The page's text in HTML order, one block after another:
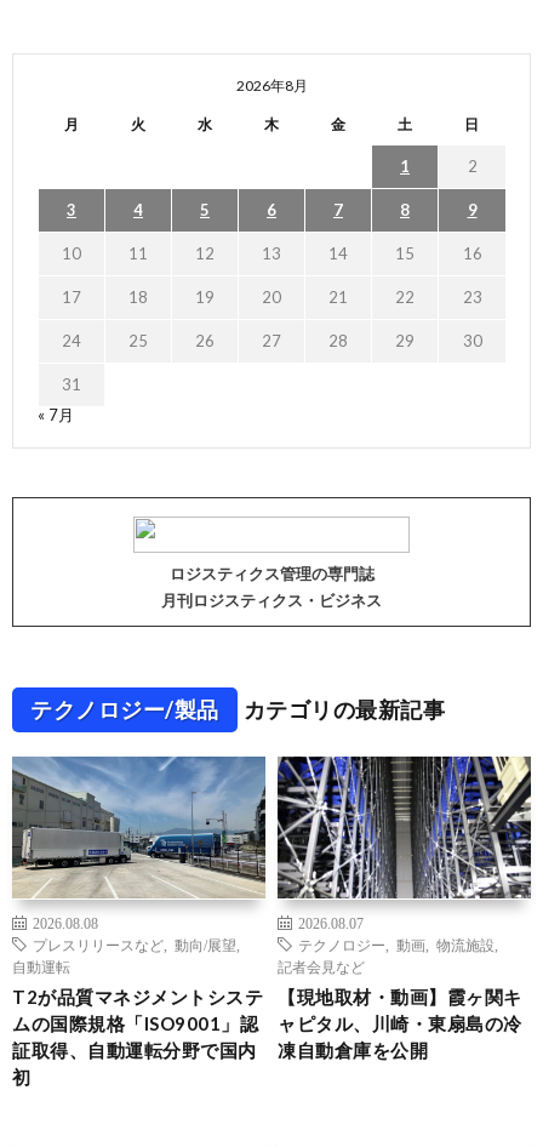
2026年8月
月 火 水 木 金 土 日
1 2
3 4 5 6 7 8 9
10 11 12 13 14 15 16
17 18 19 20 21 22 23
24 25 26 27 28 29 30
31
« 7月
ロジスティクス管理の専門誌
月刊ロジスティクス・ビジネス
テクノロジー/製品 カテゴリの最新記事
2026.08.08
プレスリリースなど
動向/展望
自動運転
T2が品質マネジメントシステ
ムの国際規格「ISO9001」認
証取得、自動運転分野で国内
初
2026.08.07
テクノロジー
動画 物流施設
記者会見など
【現地取材・動画】霞ヶ関キ
ャピタル、川崎・東扇島の冷
凍自動倉庫を公開